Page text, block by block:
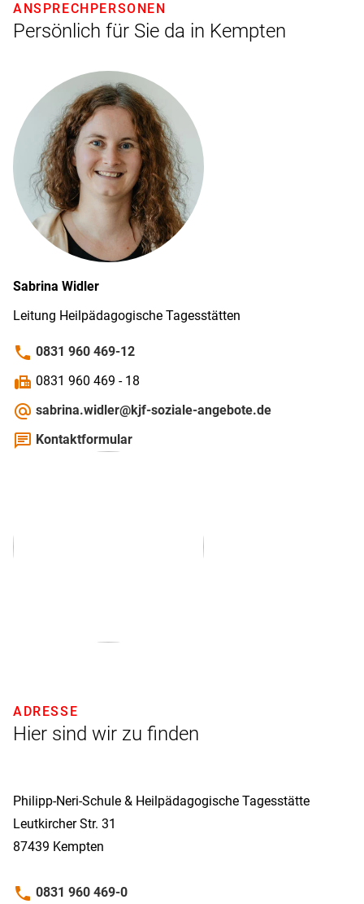
Persönlich für Sie da in Kempten
ANSPRECHPERSONEN
Sabrina Widler
Leitung Heilpädagogische Tagesstätten
phone 0831 960 469-12
fax 0831 960 469 - 18
alternate_email sabrina.widler@kjf-soziale-angebote.de
chat Kontaktformular
Hier sind wir zu finden
ADRESSE
Philipp-­Neri-­Schule & Heilpädagogische Tagesstätte
Leutkircher Str. 31
87439 Kempten
phone 0831 960 469-0